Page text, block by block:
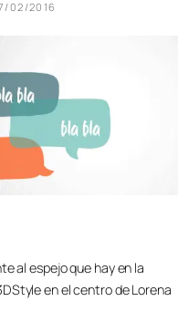
02/2016
al espejo que hay en la
en el centro de Lorena